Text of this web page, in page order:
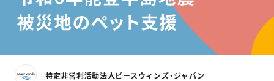
特定非営利活動法人ピースウィンズ・ジャパン